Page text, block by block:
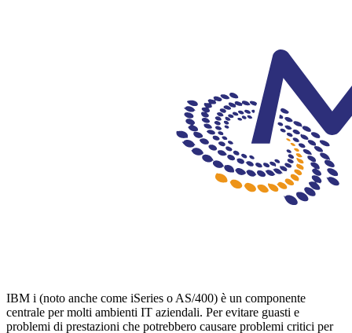
IBM i (noto anche come iSeries o AS/400) è un componente
centrale per molti ambienti IT aziendali. Per evitare guasti e
problemi di prestazioni che potrebbero causare problemi critici per